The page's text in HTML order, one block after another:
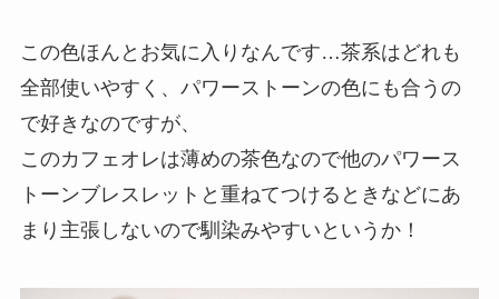
この色ほんとお気に入りなんです…茶系はどれも
全部使いやすく、パワーストーンの色にも合うの
で好きなのですが、
このカフェオレは薄めの茶色なので他のパワース
トーンブレスレットと重ねてつけるときなどにあ
まり主張しないので馴染みやすいというか！